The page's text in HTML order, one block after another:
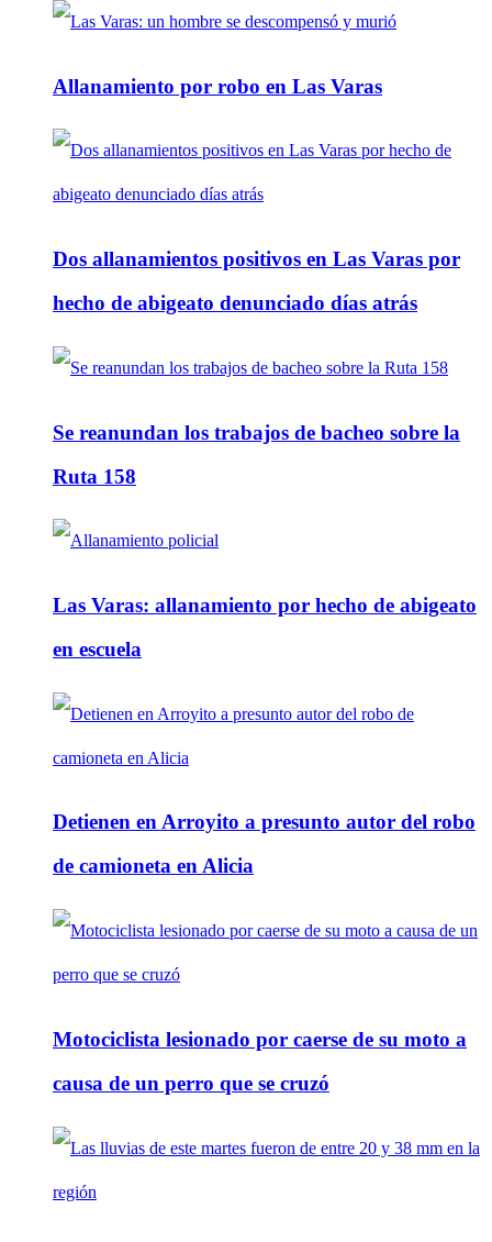
Allanamiento por robo en Las Varas
Dos allanamientos positivos en Las Varas por
hecho de abigeato denunciado días atrás
Se reanundan los trabajos de bacheo sobre la
Ruta 158
Las Varas: allanamiento por hecho de abigeato
en escuela
Detienen en Arroyito a presunto autor del robo
de camioneta en Alicia
Motociclista lesionado por caerse de su moto a
causa de un perro que se cruzó